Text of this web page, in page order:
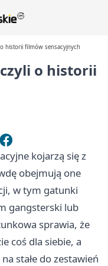
historii filmów sensacyjnych
czyli o historii
kojarzą się z
obejmują one
w tym gatunki
gangsterski lub
sprawia, że
coś dla siebie, a
stałe do zestawień